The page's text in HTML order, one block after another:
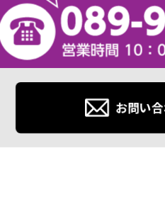
お問い